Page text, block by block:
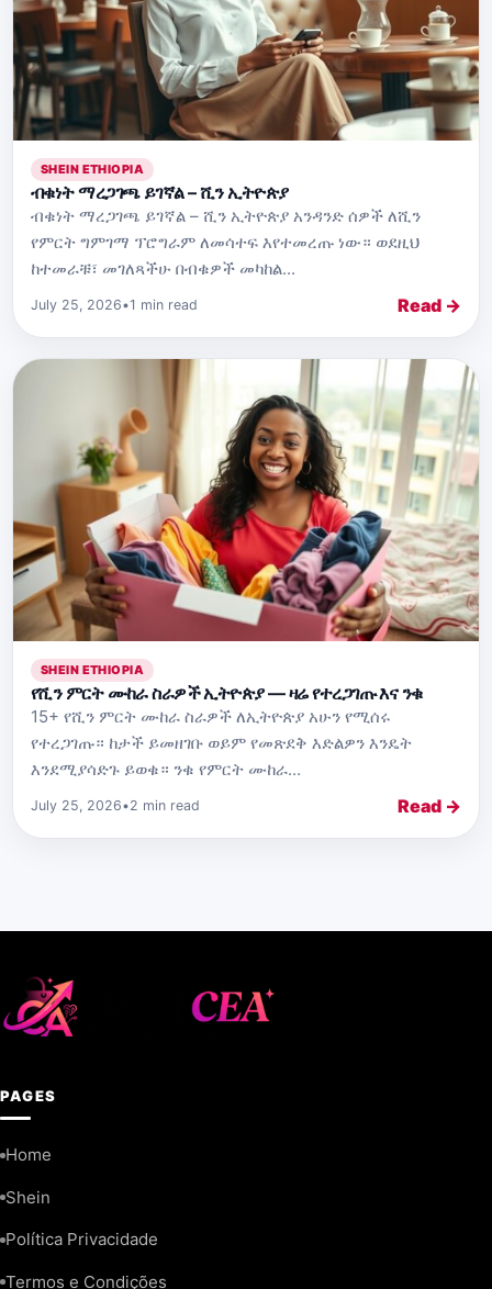
SHEIN ETHIOPIA
ብቁነት ማረጋገጫ ይገኛል – ሺን ኢትዮጵያ
ብቁነት ማረጋገጫ ይገኛል – ሺን ኢትዮጵያ አንዳንድ ሰዎች ለሺን
የምርት ግምገማ ፕሮግራም ለመሳተፍ እየተመረጡ ነው። ወደዚህ
ከተመራቹ፣ መገለጻችሁ በብቁዎች መካከል...
July 25, 2026•1 min read Read →
SHEIN ETHIOPIA
የሺን ምርት ሙከራ ስራዎች ኢትዮጵያ — ዛሬ የተረጋገጡ እና ንቁ
15+ የሺን ምርት ሙከራ ስራዎች ለኢትዮጵያ አሁን የሚሰሩ
የተረጋገጡ። ከታች ይመዘገቡ ወይም የመጽደቅ እድልዎን እንዴት
እንደሚያሳድጉ ይወቁ። ንቁ የምርት ሙከራ...
July 25, 2026•2 min read Read →
PAGES
Home
Shein
Política Privacidade
Termos e Condições